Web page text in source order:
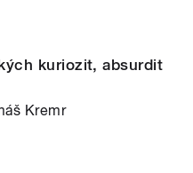
kuriozit, absurdit
Kremr